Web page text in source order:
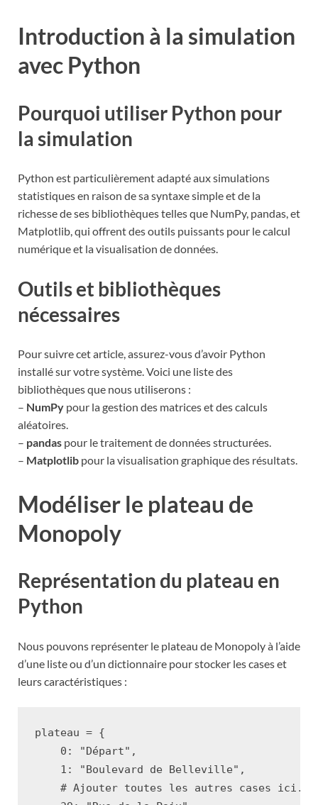
Introduction à la simulation
avec Python
Pourquoi utiliser Python pour
la simulation
Python est particulièrement adapté aux simulations
statistiques en raison de sa syntaxe simple et de la
richesse de ses bibliothèques telles que NumPy, pandas, et
Matplotlib, qui offrent des outils puissants pour le calcul
numérique et la visualisation de données.
Outils et bibliothèques
nécessaires
Pour suivre cet article, assurez-vous d’avoir Python
installé sur votre système. Voici une liste des
bibliothèques que nous utiliserons :
– NumPy pour la gestion des matrices et des calculs
aléatoires.
– pandas pour le traitement de données structurées.
– Matplotlib pour la visualisation graphique des résultats.
Modéliser le plateau de
Monopoly
Représentation du plateau en
Python
Nous pouvons représenter le plateau de Monopoly à l’aide
d’une liste ou d’un dictionnaire pour stocker les cases et
leurs caractéristiques :
plateau = {
0 : "Départ" ,
1 : "Boulevard de Belleville" ,
# Ajouter toutes les autres cases ici...